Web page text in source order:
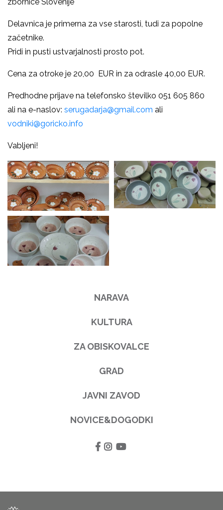
Delavnica je primerna za vse starosti, tudi za popolne
začetnike.
Pridi in pusti ustvarjalnosti prosto pot.
Cena za otroke je 20,00 EUR in za odrasle 40,00 EUR.
Predhodne prijave na telefonsko številko 051 605 860
ali na e-naslov: serugadarja@gmail.com ali
vodniki@goricko.info
Vabljeni!
NARAVA
KULTURA
ZA OBISKOVALCE
GRAD
JAVNI ZAVOD
NOVICE&DOGODKI